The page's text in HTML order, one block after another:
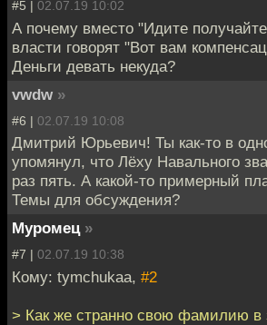
#5 | 02.07.19 10:02
А почему вместо "Идите
власти говорят "Вот вам
Деньги девать некуда?
vwdw »
#6 | 02.07.19 10:08
Дмитрий Юрьевич! Ты как-то в
упомянул, что Лёху Навального
раз пять. А какой-то примерный
Темы для обсуждения?
Муромец »
#7 | 02.07.19 10:38
Кому: tymchukaa, #2
> Как же странно свою фамилию в